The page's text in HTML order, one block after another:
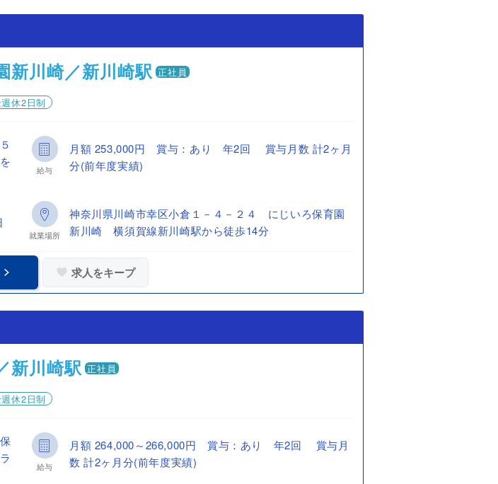
新川崎／新川崎駅 正社員
休2日制
給与
月額 253,000円 賞与：あり 年2回 賞与月数 計2ヶ月
分(前年度実績)
就業場所
神奈川県川崎市幸区小倉１－４－２４ にじいろ保育園
新川崎 横須賀線新川崎駅から徒歩14分
求人をキープ
新川崎駅 正社員
休2日制
給与
月額 264,000～266,000円 賞与：あり 年2回 賞与月
数 計2ヶ月分(前年度実績)